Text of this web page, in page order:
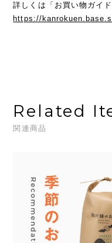
詳しくは「お買い物ガイ
https://
Related
関連商品